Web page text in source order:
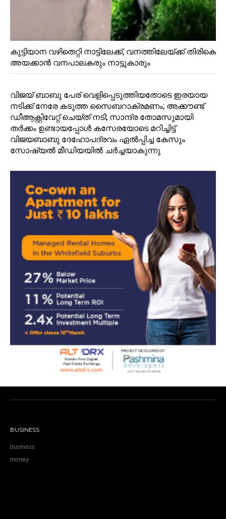
കുട്ടിയാന വഴിതെറ്റി നാട്ടിലേക്ക്, വനത്തിലേയ്ക്ക് തിരികെ
അയക്കാൻ വനപാലകരും നാട്ടുകാരും
വിജയ്‌ ബാബു പേര് വെളിപ്പെടുത്തിയതോടെ ഇരയായ
നടിക്ക് നേരേ കടുത്ത സൈബറാക്രമണം; അക്കൗണ്ട്‌
ഡീആക്റ്റിവേറ്റ് ചെയ്ത് നടി; സാന്ദ്ര തോമസുമായി
തര്‍ക്കം ഉണ്ടായപ്പോള്‍ കസേരയോടെ മറിച്ചിട്ട്
വിജയബാബു ദേഹോപദ്രവം ഏല്‍പ്പിച്ച കേസും
സോഷ്യല്‍ മീഡിയയില്‍ ചര്‍ച്ചയാകുന്നു
BUSINESS
business
money